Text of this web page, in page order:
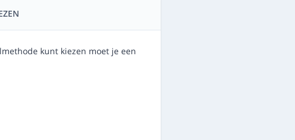
kunt kiezen moet je een